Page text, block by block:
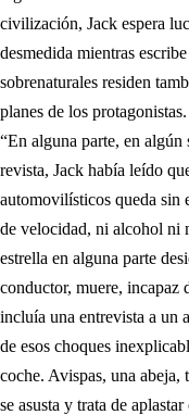
civilización, Jack espera
desmedida mientras
sobrenaturales residen
planes de los protagonistas.
“En alguna parte, en
revista, Jack había leído
automovilísticos queda sin
de velocidad, ni alcohol ni
estrella en alguna parte
conductor, muere, incapaz
incluía una entrevista a un
de esos choques
coche. Avispas, una
se asusta y trata de